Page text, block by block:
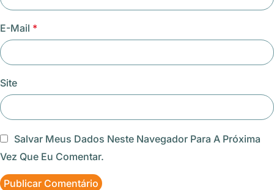
E-Mail *
Site
Salvar Meus Dados Neste Navegador Para A Próxima
Vez Que Eu Comentar.